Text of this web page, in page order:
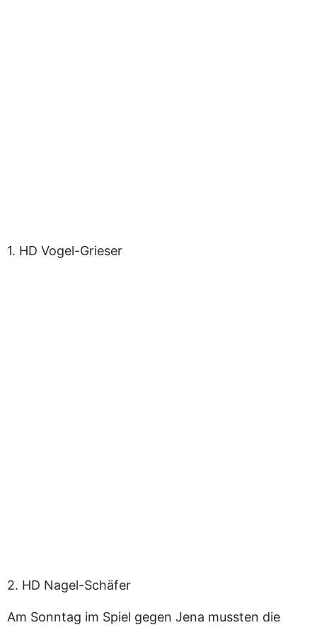
1. HD Vogel-Grieser
2. HD Nagel-Schäfer
Am Sonntag im Spiel gegen Jena mussten die